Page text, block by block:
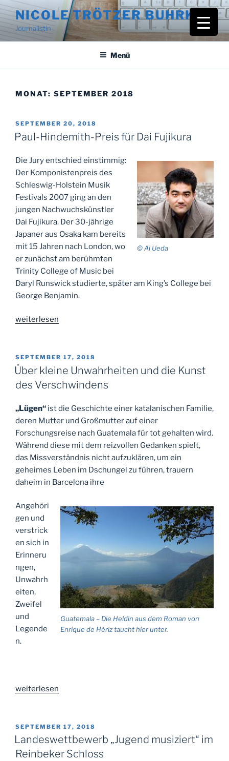
Zum
Inhalt
springen
NICOLE TRÖTZER BUHRKE
Journalistin
Menü
MONAT: SEPTEMBER 2018
VERÖFFENTLICHT
AM
SEPTEMBER 20, 2018
Paul-Hindemith-Preis für Dai Fujikura
© Ai Ueda
Die Jury entschied einstimmig:
Der Komponistenpreis des
Schleswig-Holstein Musik
Festivals 2007 ging an den
jungen Nachwuchskünstler
Dai Fujikura. Der 30-jährige
Japaner aus Osaka kam bereits
mit 15 Jahren nach London, wo
er zunächst am berühmten
Trinity College of Music bei
Daryl Runswick studierte, später am King’s College bei
George Benjamin.
„Paul-
für
Dai
Fujikura“
weiterlesen
VERÖFFENTLICHT
AM
SEPTEMBER 17, 2018
Über kleine Unwahrheiten und die Kunst
des Verschwindens
„Lügen“ ist die Geschichte einer katalanischen Familie,
deren Mutter und Großmutter auf einer
Forschungsreise nach Guatemala für tot gehalten wird.
Während diese mit dem reizvollen Gedanken spielt,
das Missverständnis nicht aufzuklären, um ein
geheimes Leben im Dschungel zu führen, trauern
daheim in Barcelona ihre
Guatemala – Die Heldin aus dem Roman von
Enrique de Hériz taucht hier unter.
Angehöri
gen und
verstrick
en sich in
Erinneru
ngen,
Unwahrh
eiten,
Zweifel
und
Legende
n.
„Über
und
die
Kunst
weiterlesen
VERÖFFENTLICHT
AM
SEPTEMBER 17, 2018
Landeswettbewerb „Jugend musiziert“ im
Reinbeker Schloss